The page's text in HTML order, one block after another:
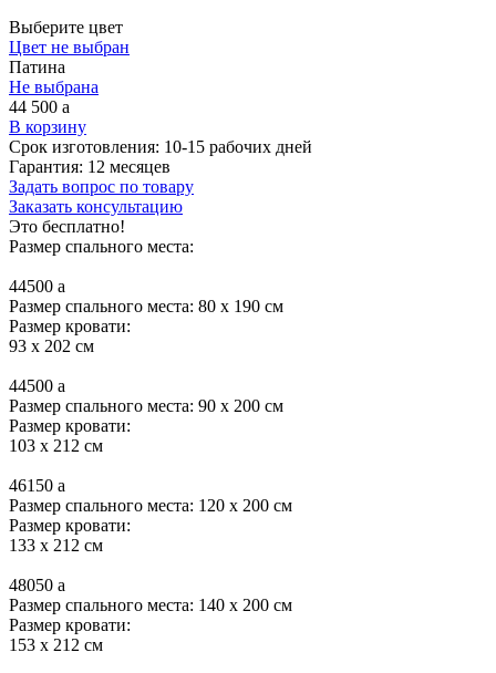
Выберите цвет
Цвет не выбран
Патина
Не выбрана
44 500 a
В корзину
Срок изготовления: 10-15 рабочих дней
Гарантия: 12 месяцев
Задать вопрос по товару
Заказать консультацию
Это бесплатно!
Размер спального места:
44500 a
Размер спального места: 80 x 190 см
Размер кровати:
93 x 202 см
44500 a
Размер спального места: 90 x 200 см
Размер кровати:
103 x 212 см
46150 a
Размер спального места: 120 x 200 см
Размер кровати:
133 x 212 см
48050 a
Размер спального места: 140 x 200 см
Размер кровати:
153 x 212 см